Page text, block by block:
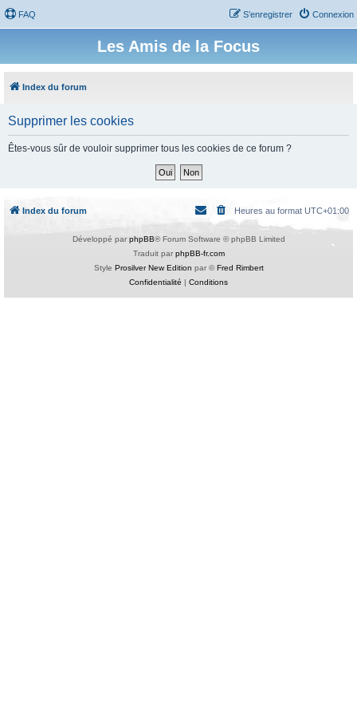
FAQ Connexion
S’enregistrer
Les Amis de la Focus
Index du forum
Supprimer les cookies
Êtes-vous sûr de vouloir supprimer tous les cookies de ce forum ?
Index du forum Heures au format UTC+01:00
Développé par phpBB® Forum Software © phpBB Limited
Traduit par phpBB-fr.com
Style Prosilver New Edition par ©Fred Rimbert
Confidentialité | Conditions